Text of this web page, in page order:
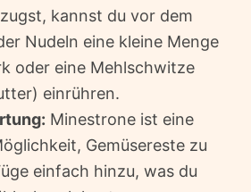
kannst du vor dem
Nudeln eine kleine Menge
oder eine Mehlschwitze
einrühren.
Minestrone ist eine
Gemüsereste zu
einfach hinzu, was du